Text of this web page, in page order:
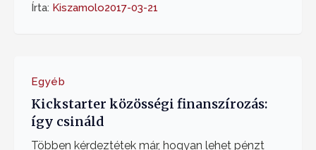
Írta: Kiszamolo2017-03-21
Egyéb
Kickstarter közösségi finanszírozás:
így csináld
Többen kérdeztétek már, hogyan lehet pénzt